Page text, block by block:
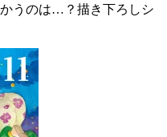
うのは…？描き下ろしシ